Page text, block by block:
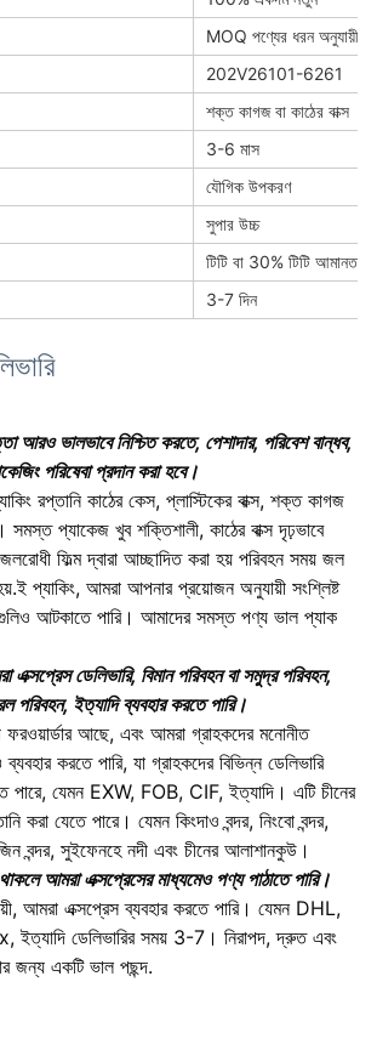
MOQ পণ্যের ধরন অনুযায়ী
202V26101-6261
শক্ত কাগজ বা কাঠের বাক্স
3-6 মাস
যৌগিক উপকরণ
সুপার উচ্চ
টিটি বা 30% টিটি আমানত
3-7 দিন
আরও ভালভাবে নিশ্চিত করতে, পেশাদার, পরিবেশ বান্ধব,
পরিষেবা প্রদান করা হবে।
রপ্তানি কাঠের কেস, প্লাস্টিকের বাক্স, শক্ত কাগজ
সমস্ত প্যাকেজ খুব শক্তিশালী, কাঠের বাক্স দৃঢ়ভাবে
ফিল্ম দ্বারা আচ্ছাদিত করা হয় পরিবহন সময় জল
ই প্যাকিং, আমরা আপনার প্রয়োজন অনুযায়ী সংশ্লিষ্ট
আটকাতে পারি। আমাদের সমস্ত পণ্য ভাল প্যাক
পরিবহন, ইত্যাদি ব্যবহার করতে পারি।